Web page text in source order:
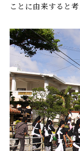
ことに由来すると